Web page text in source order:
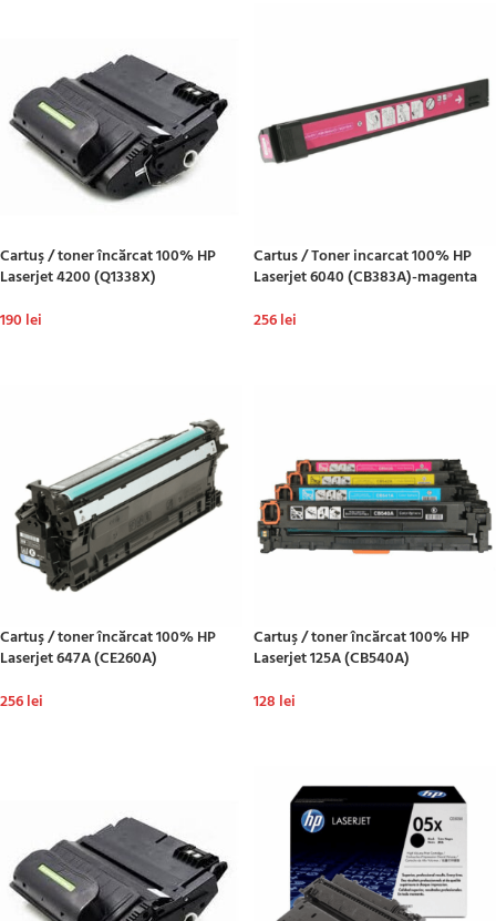
Cartuş / toner încărcat 100% HP
Laserjet 4200 (Q1338X)
190 lei
Cartus / Toner incarcat 100% HP
Laserjet 6040 (CB383A)-magenta
256lei
Cartuş / toner încărcat 100% HP
Laserjet 647A (CE260A)
256lei
Cartuş / toner încărcat 100% HP
Laserjet 125A (CB540A)
128 lei